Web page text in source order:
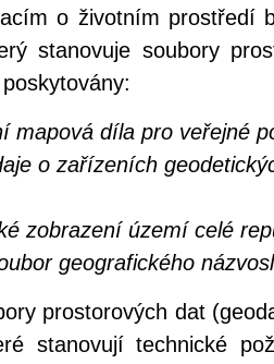
o životním prostředí
stanovuje soubory
mapová díla pro veřejné
o zařízeních
zobrazení území celé
geografického
prostorových dat
stanovují technické